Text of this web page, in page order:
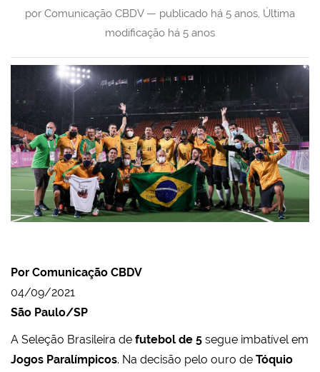
por Comunicação CBDV — publicado há 5 anos, Última
modificação há 5 anos
Por Comunicação CBDV
04/09/2021
São Paulo/SP
A Seleção Brasileira de futebol de 5 segue imbatível em
Jogos Paralímpicos. Na decisão pelo ouro de Tóquio